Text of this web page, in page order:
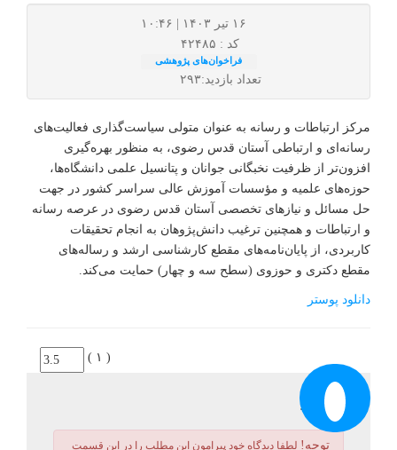
۱۶ تیر ۱۴۰۳ | ۱۰:۴۶
کد : ۴۲۴۸۵
فراخوان‌های پژوهشی
تعداد بازدید:۲۹۳
مرکز ارتباطات و رسانه به عنوان متولی سیاست‌گذاری فعالیت‌های
رسانه‌ای و ارتباطی آستان قدس رضوی، به منظور بهره‌گیری افزون‌تر از
ظرفیت نخبگانی جوانان و پتانسیل علمی دانشگاه‌ها، حوزه‌های علمیه و
مؤسسات آموزش عالی سراسر کشور در جهت حل مسائل و نیازهای
تخصصی آستان قدس رضوی در عرصه رسانه و ارتباطات و همچنین
ترغیب دانش‌پژوهان به انجام تحقیقات کاربردی، از پایان‌نامه‌های مقطع
کارشناسی ارشد و رساله‌های مقطع دکتری و حوزوی (سطح سه و چهار)
حمایت می‌کند.
دانلود پوستر
( ۱ )
نظر شما :
توجه!لطفا دیدگاه خود پیرامون این مطلب را در این قسمت